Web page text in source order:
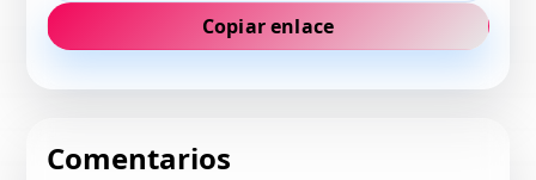
Copiar enlace
Comentarios